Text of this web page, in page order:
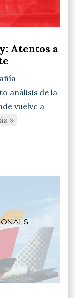
Atentos a
análisis de la
vuelvo a
»